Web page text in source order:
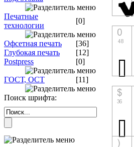
Печатные
технологии
[0]
Офсетная печать
[36]
Глубокая печать
[12]
Postpress
[0]
ГОСТ, ОСТ [11]
Поиск шрифта: